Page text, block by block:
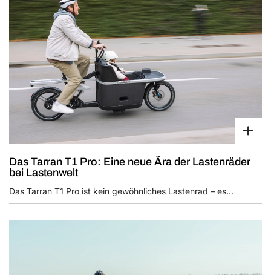
Das Tarran T1 Pro: Eine neue Ära der Lastenräder
bei Lastenwelt
Das Tarran T1 Pro ist kein gewöhnliches Lastenrad – es...